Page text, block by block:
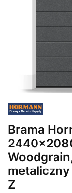
Brama
metaliczny
Z